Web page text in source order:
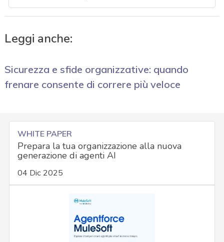
Leggi anche:
Sicurezza e sfide organizzative: quando
frenare consente di correre più veloce
WHITE PAPER
Prepara la tua organizzazione alla nuova
generazione di agenti AI
04 Dic 2025